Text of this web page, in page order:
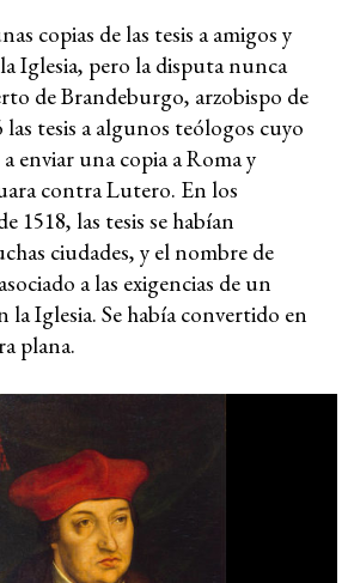
copias de las tesis a amigos y
Iglesia, pero la disputa nunca
de Brandeburgo, arzobispo de
tesis a algunos teólogos cuyo
enviar una copia a Roma y
contra Lutero. En los
1518, las tesis se habían
ciudades, y el nombre de
a las exigencias de un
la Iglesia. Se había convertido en
plana.